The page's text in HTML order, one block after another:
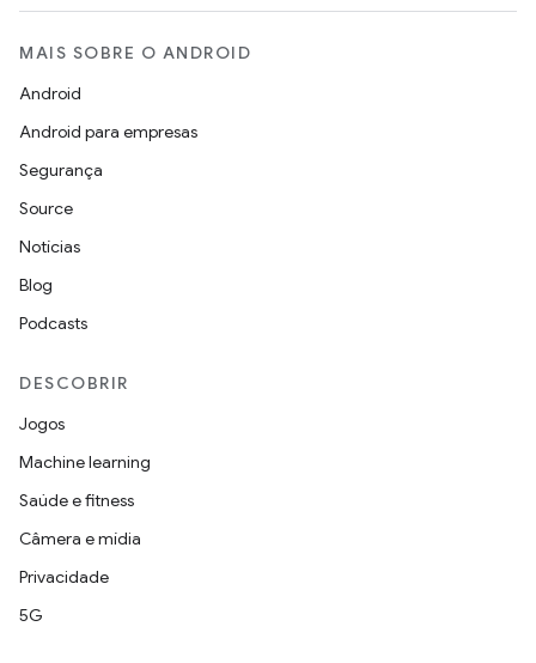
MAIS SOBRE O ANDROID
Android
Android para empresas
Segurança
Source
Notícias
Blog
Podcasts
DESCOBRIR
Jogos
Machine learning
Saúde e fitness
Câmera e mídia
Privacidade
5G